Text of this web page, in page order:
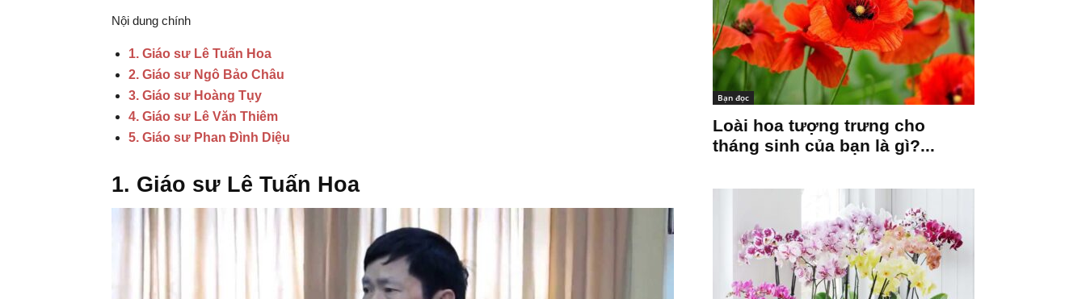
Nội dung chính
1. Giáo sư Lê Tuấn Hoa
2. Giáo sư Ngô Bảo Châu
3. Giáo sư Hoàng Tụy
4. Giáo sư Lê Văn Thiêm
5. Giáo sư Phan Đình Diệu
1. Giáo sư Lê Tuấn Hoa
Bạn đọc
Loài hoa tượng trưng cho
tháng sinh của bạn là gì?...